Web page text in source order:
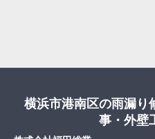
横浜市港南区の雨漏り
事・外壁